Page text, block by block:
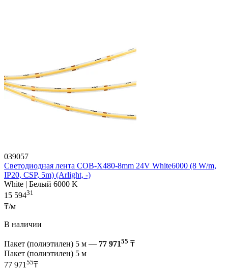
039057
Светодиодная лента COB-X480-8mm 24V White6000 (8 W/m,
IP20, CSP, 5m) (Arlight, -)
White | Белый 6000 K
15 59431
₸/м
В наличии
Пакет (полиэтилен) 5 м — 77 97155 ₸
Пакет (полиэтилен) 5 м
77 971 55₸